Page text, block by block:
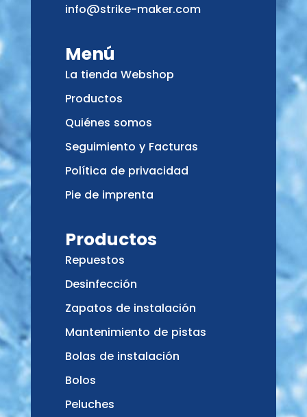
info@strike-maker.com
Menú
La tienda Webshop
Productos
Quiénes somos
Seguimiento y Facturas
Política de privacidad
Pie de imprenta
Productos
Repuestos
Desinfección
Zapatos de instalación
Mantenimiento de pistas
Bolas de instalación
Bolos
Peluches